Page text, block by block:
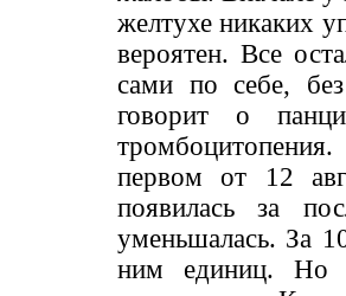
желтухе никаких
вероятен. Все
сами по себе,
говорит о
первом от 12
появилась за
уменьшалась. За
ним единиц. Но